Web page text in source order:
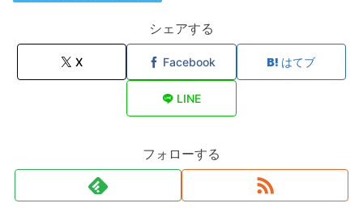
シェアする
X Facebook はてブ
LINE
フォローする